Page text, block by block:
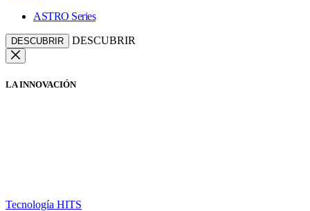
ASTRO Series
DESCUBRIR DESCUBRIR
LA INNOVACIÓN
Tecnología HITS